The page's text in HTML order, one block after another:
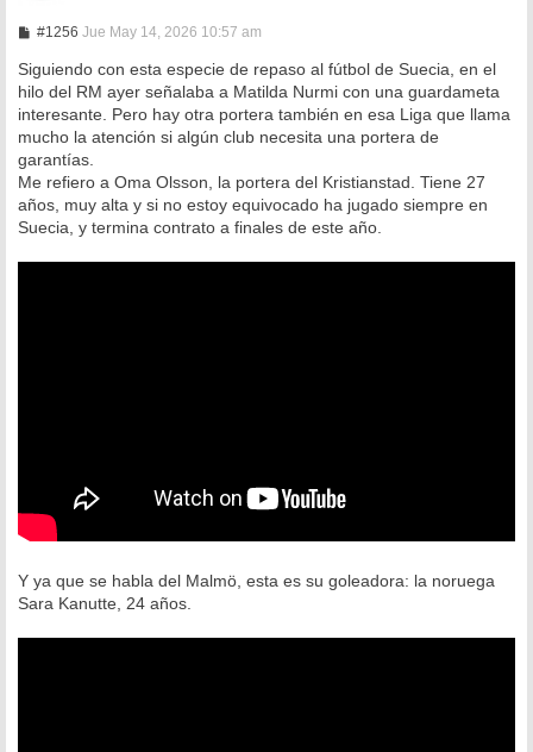
#1256M
n
a
j
e
Jue May 14, 2026 10:57 am
Siguiendo con esta especie de repaso al fútbol de Suecia, en el
hilo del RM ayer señalaba a Matilda Nurmi con una guardameta
interesante. Pero hay otra portera también en esa Liga que llama
mucho la atención si algún club necesita una portera de
garantías.
Me refiero a Oma Olsson, la portera del Kristianstad. Tiene 27
años, muy alta y si no estoy equivocado ha jugado siempre en
Suecia, y termina contrato a finales de este año.
Y ya que se habla del Malmö, esta es su goleadora: la noruega
Sara Kanutte, 24 años.